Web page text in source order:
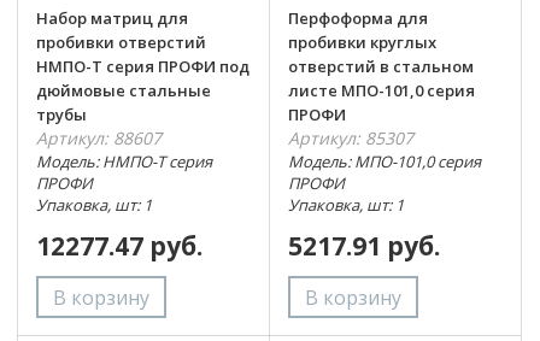
Набор матриц для
пробивки отверстий
НМПО-Т серия ПРОФИ под
дюймовые стальные
трубы
Артикул: 88607
Модель: НМПО-Т серия
ПРОФИ
Упаковка, шт: 1
12277.47 руб.
Перфоформа для
пробивки круглых
отверстий в стальном
листе МПО-101,0 серия
ПРОФИ
Артикул: 85307
Модель: МПО-101,0 серия
ПРОФИ
Упаковка, шт: 1
5217.91 руб.